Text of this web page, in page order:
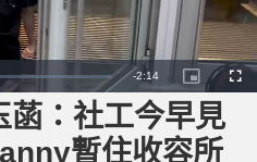
R
e
m
-2:14
P
i
u
-
F
u
：社工今早見
暫住收容所